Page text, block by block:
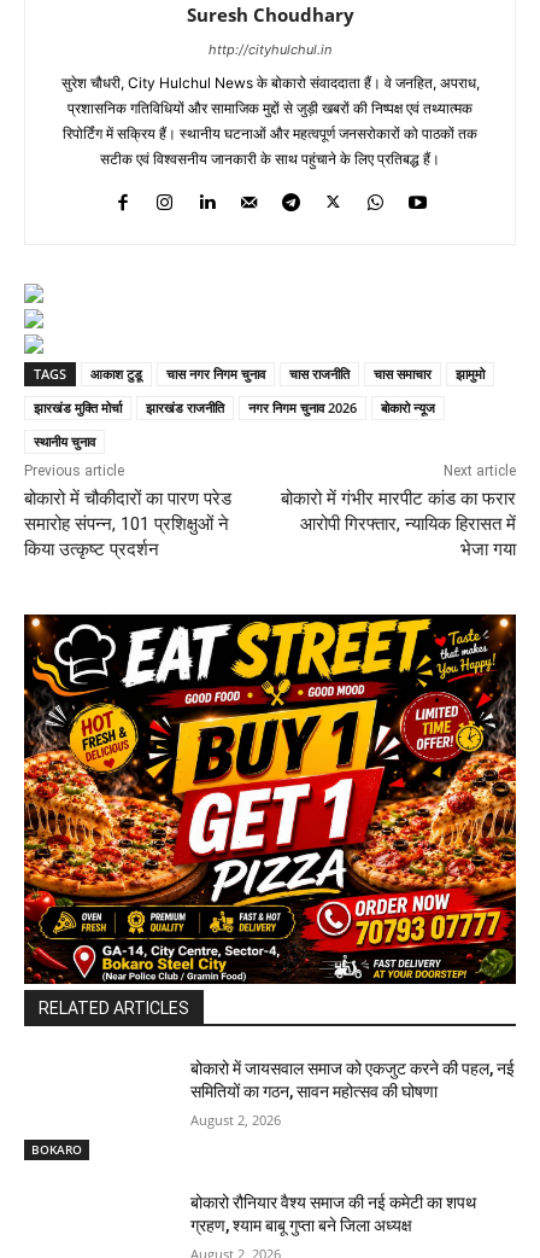
Suresh Choudhary
http://cityhulchul.in
सुरेश चौधरी, City Hulchul News के बोकारो संवाददाता हैं। वे जनहित, अपराध,
प्रशासनिक गतिविधियों और सामाजिक मुद्दों से जुड़ी खबरों की निष्पक्ष एवं तथ्यात्मक
रिपोर्टिंग में सक्रिय हैं। स्थानीय घटनाओं और महत्वपूर्ण जनसरोकारों को पाठकों तक
सटीक एवं विश्वसनीय जानकारी के साथ पहुंचाने के लिए प्रतिबद्ध हैं।
TAGS आकाश टुडू चास नगर निगम चुनाव चास राजनीति चास समाचार
झामुमो
झारखंड मुक्ति मोर्चा
झारखंड राजनीति नगर निगम चुनाव 2026
बोकारो न्यूज
स्थानीय चुनाव
Previous article
बोकारो में चौकीदारों का पारण परेड
समारोह संपन्न, 101 प्रशिक्षुओं ने
किया उत्कृष्ट प्रदर्शन
Next article
बोकारो में गंभीर मारपीट कांड का फरार
आरोपी गिरफ्तार, न्यायिक हिरासत में
भेजा गया
RELATED ARTICLES
BOKARO
बोकारो में जायसवाल समाज को एकजुट करने की पहल, नई
समितियों का गठन, सावन महोत्सव की घोषणा
August 2, 2026
बोकारो रौनियार वैश्य समाज की नई कमेटी का शपथ
ग्रहण, श्याम बाबू गुप्ता बने जिला अध्यक्ष
August 2, 2026